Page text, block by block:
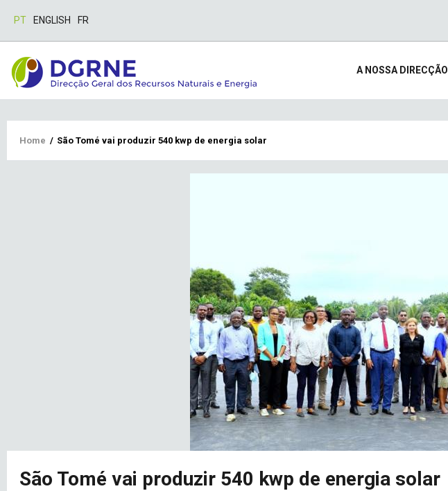
PT ENGLISH FR
A NOSSA DIRECÇÃO
Breadcrumb
Home / São Tomé vai produzir 540 kwp de energia solar
São Tomé vai produzir 540 kwp de energia solar